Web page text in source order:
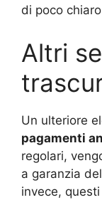
di poco
Altri
Un ulteriore
pagamenti
regolari,
a garanzia
invece,